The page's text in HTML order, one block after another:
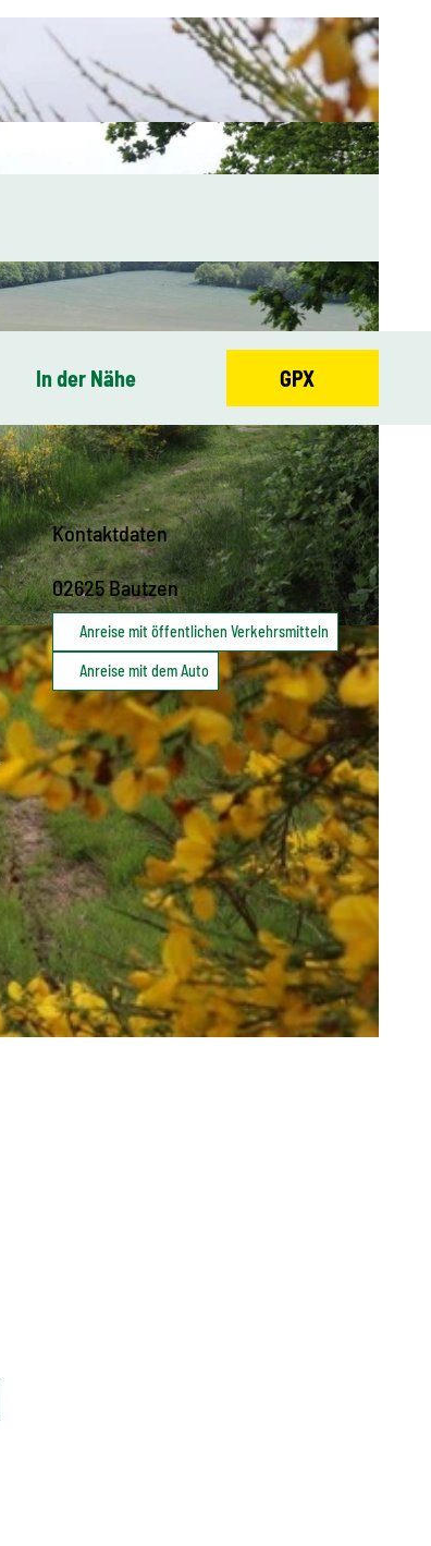
In der Nähe GPX
Kontaktdaten
02625Bautzen
Anreise mit öffentlichen Verkehrsmitteln
Anreise mit dem Auto